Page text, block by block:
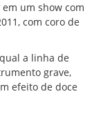
um show com
com coro de
a linha de
grave,
efeito de doce